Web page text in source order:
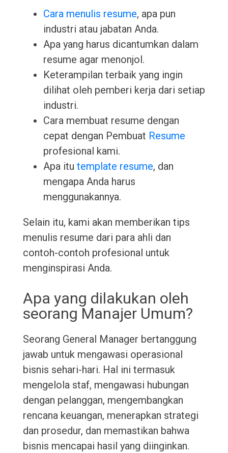
Cara menulis resume, apa pun
industri atau jabatan Anda.
Apa yang harus dicantumkan dalam
resume agar menonjol.
Keterampilan terbaik yang ingin
dilihat oleh pemberi kerja dari setiap
industri.
Cara membuat resume dengan
cepat dengan Pembuat Resume
profesional kami.
Apa itu template resume, dan
mengapa Anda harus
menggunakannya.
Selain itu, kami akan memberikan tips
menulis resume dari para ahli dan
contoh-contoh profesional untuk
menginspirasi Anda.
Apa yang dilakukan oleh
seorang Manajer Umum?
Seorang General Manager bertanggung
jawab untuk mengawasi operasional
bisnis sehari-hari. Hal ini termasuk
mengelola staf, mengawasi hubungan
dengan pelanggan, mengembangkan
rencana keuangan, menerapkan strategi
dan prosedur, dan memastikan bahwa
bisnis mencapai hasil yang diinginkan.